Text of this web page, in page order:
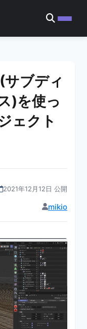
ブディ
)を使っ
ェクト
2021年12月12日 公開
mikio